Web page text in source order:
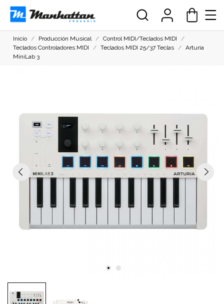
Inicio Producción Musical
Control MIDI/Teclados MIDI
Teclados Controladores MIDI
Teclados MIDI 25/37 Teclas
Arturia
MiniLab 3